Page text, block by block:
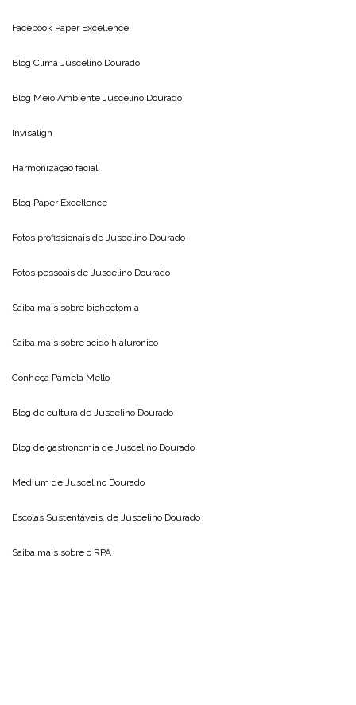
Facebook Paper Excellence
Blog Clima Juscelino Dourado
Blog Meio Ambiente Juscelino Dourado
Invisalign
Harmonização facial
Blog Paper Excellence
Fotos profissionais de Juscelino Dourado
Fotos pessoais de Juscelino Dourado
Saiba mais sobre bichectomia
Saiba mais sobre acido hialuronico
Conheça Pamela Mello
Blog de cultura de Juscelino Dourado
Blog de gastronomia de Juscelino Dourado
Medium de Juscelino Dourado
Escolas Sustentáveis, de Juscelino Dourado
Saiba mais sobre o RPA